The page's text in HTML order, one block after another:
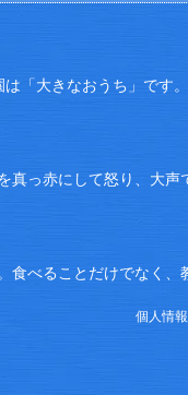
「大きなおうち」です
真っ赤にして怒り、大
食べることだけでなく
個人情